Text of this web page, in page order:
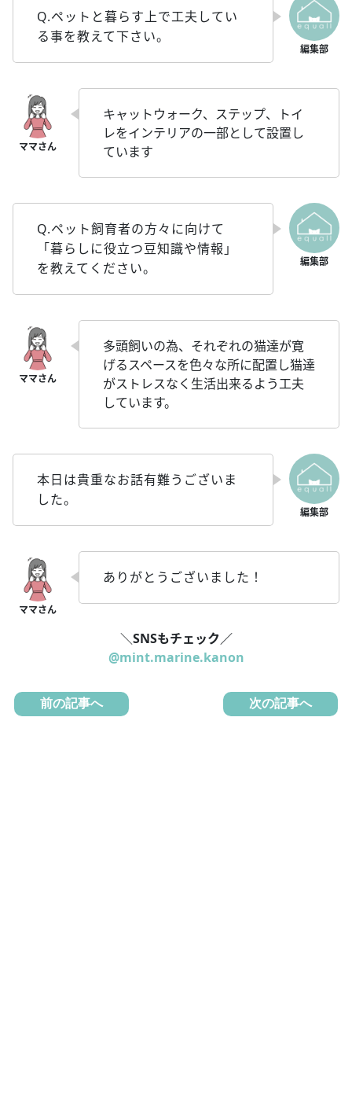
Q.ペットと暮らす上で工夫してい
る事を教えて下さい。
キャットウォーク、ステップ、トイ
レをインテリアの一部として設置し
ています
Q.ペット飼育者の方々に向けて
「暮らしに役立つ豆知識や情報」
を教えてください。
多頭飼いの為、それぞれの猫達が寛
げるスペースを色々な所に配置し猫達
がストレスなく生活出来るよう工夫
しています。
本日は貴重なお話有難うございま
した。
ありがとうございました！
＼SNSもチェック／
@mint.marine.kanon
前の記事へ 次の記事へ